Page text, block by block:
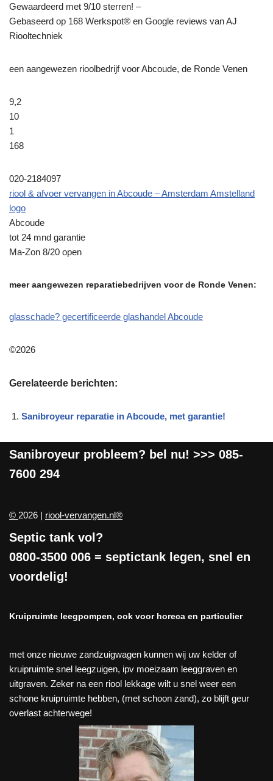
Gewaardeerd met 9/10 sterren! –
Gebaseerd op 168 Werkspot® en Google reviews van AJ
Riooltechniek
een aangewezen rioolbedrijf voor Abcoude, de Ronde Venen
9,2
10
1
168
020-2184097
riool & afvoer vervangen in Abcoude – Amsterdam Amstelland
logo
Abcoude
tot 24 mnd garantie
Ma-Zon 8/20 open
meer aangewezen reparatiebedrijven voor de Ronde Venen:
glasschade? gecertificeerde glashandel Abcoude
©2026
Gerelateerde berichten:
Sanibroyeur reparatie in Abcoude, met garantie!
Sanibroyeur probleem? bel nu! >>> 085-
7600 294
© 2026 | riool-vervangen.nl®
Septic tank vol?
0800-3500 006 = septictank legen, snel en
voordelig!
Kruipruimte leegpompen, ook voor horeca en particulier
met onze nieuwe zandzuigwagen kunnen wij uw kelder of
kruipruimte snel leegzuigen, ipv moeizaam leeggraven en
uitgraven. Zeker na een riool lekkage wilt u snel weer een
schone kruipruimte hebben, (met schoon zand), zo blijft geur
overlast achterwege!